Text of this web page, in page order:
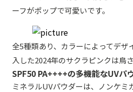
ーフがポップで可愛いです。
全5種類あり、カラーによってデザ
入した2024年のサクラピンクは鳥
SPF50 PA++++の多機能なUVパ
ミネラルUVパウダーは、ノンケミ